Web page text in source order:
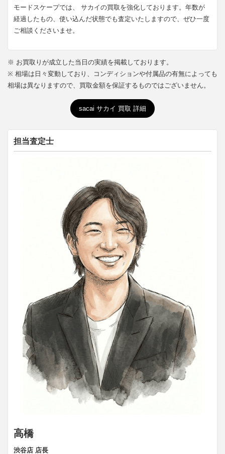
モードスケープでは、 サカイの買取を強化しております。年数が
経過したもの、使い込んだ状態でも査定いたしますので、ぜひ一度
ご相談くださいませ。
※ お買取りが成立した当日の実績を掲載しております。
※ 相場は日々変動しており、コンディションや付属品の有無によっても
相場は異なりますので、買取金額を保証するものではございません。
sacai サカイ 買取 詳細
担当査定士
高橋
渋谷店 店長